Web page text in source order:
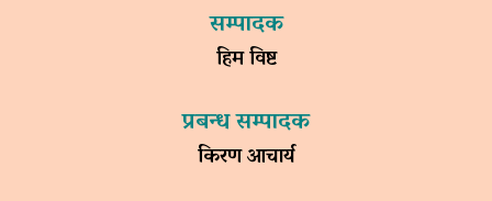
सम्पादक
हिम विष्ट
प्रबन्ध सम्पादक
किरण आचार्य